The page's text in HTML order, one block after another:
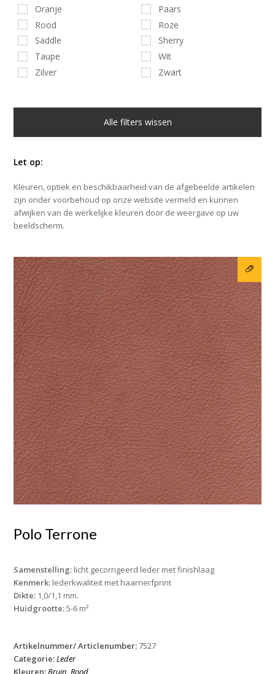
Oranje
Paars
Rood
Roze
Saddle
Sherry
Taupe
Wit
Zilver
Zwart
Alle filters wissen
Let op:
Kleuren, optiek en beschikbaarheid van de afgebeelde artikelen
zijn onder voorbehoud op onze website vermeld en kunnen
afwijken van de werkelijke kleuren door de weergave op uw
beeldscherm.
Polo Terrone
Samenstelling: licht gecorrigeerd leder met finishlaag
Kenmerk: lederkwaliteit met haarnerfprint
Dikte: 1,0/1,1 mm.
Huidgrootte:5-6 m²
Artikelnummer/ Articlenumber:7527
Categorie:Leder
Kleuren:Bruin ,Rood